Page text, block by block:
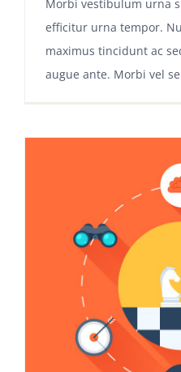
Morbi vestibulum urna
efficitur urna tempor.
maximus tincidunt ac
augue ante. Morbi vel